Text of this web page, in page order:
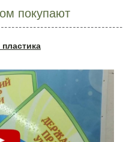
покупают